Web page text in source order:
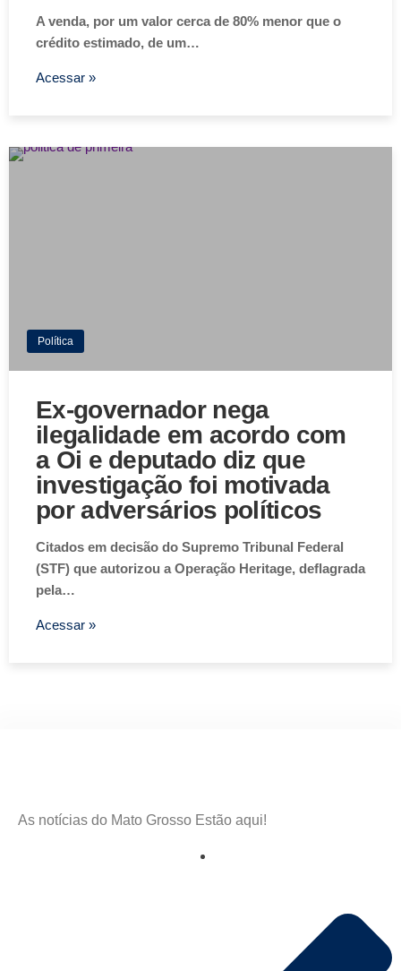
A venda, por um valor cerca de 80% menor que o
crédito estimado, de um…
Acessar »
Política
Ex-governador nega
ilegalidade em acordo com
a Oi e deputado diz que
investigação foi motivada
por adversários políticos
Citados em decisão do Supremo Tribunal Federal
(STF) que autorizou a Operação Heritage, deflagrada
pela…
Acessar »
As notícias do Mato Grosso Estão aqui!